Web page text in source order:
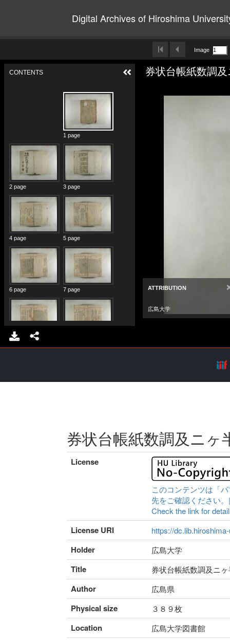
Digital Archives of Hiroshima
券状台帳紙数調及ニ
License
このコンテンツは「
先をご確認ください
Check the link for
License URI https://
Holder 広島大学
Title 券状台帳紙数調及ニ
Author 広島県
Physical size ３８９枚
Location 広島大学図書館